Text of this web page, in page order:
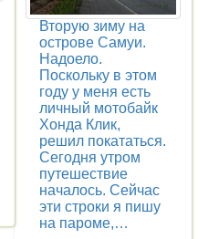
Вторую зиму на
острове Самуи.
Надоело.
Поскольку в этом
году у меня есть
личный мотобайк
Хонда Клик,
решил покататься.
Сегодня утром
путешествие
началось. Сейчас
эти строки я пишу
на пароме,…